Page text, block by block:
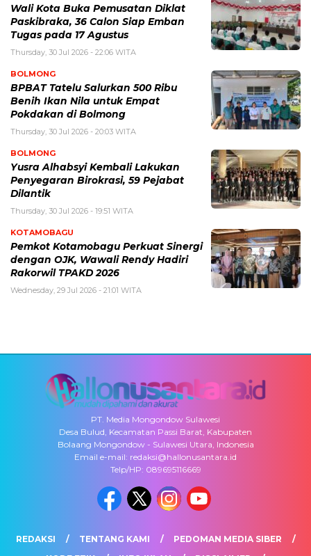
Wali Kota Buka Pemusatan Diklat
Paskibraka, 36 Calon Siap Emban
Tugas pada 17 Agustus
Thursday, 30 Jul 2026 - 22:06 WITA
BOLMONG
BPBAT Tatelu Salurkan 500 Ribu
Benih Ikan Nila untuk Empat
Pokdakan di Bolmong
Thursday, 30 Jul 2026 - 20:03 WITA
BOLMONG
Yusra Alhabsyi Kembali Lakukan
Penyegaran Birokrasi, 59 Pejabat
Dilantik
Thursday, 30 Jul 2026 - 19:51 WITA
KOTAMOBAGU
Pemkot Kotamobagu Perkuat Sinergi
dengan OJK, Wawali Rendy Hadiri
Rakorwil TPAKD 2026
Wednesday, 29 Jul 2026 - 21:01 WITA
PT. Media Mongondow Sulawesi
Desa Bulud, Kecamatan Passi Barat, Kabupaten
Bolaang Mongondow - Sulawesi Utara, Indonesia
Email e-mail: redaksi@hallonusantara.id
Telp/HP: 089695116669
REDAKSI TENTANG KAMI
PEDOMAN MEDIA SIBER